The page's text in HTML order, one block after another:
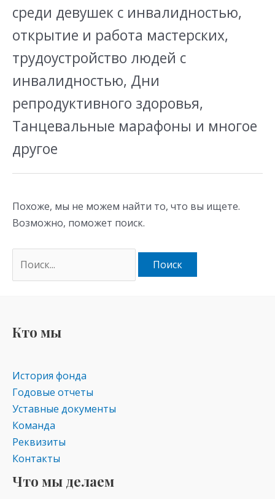
среди девушек с инвалидностью,
открытие и работа мастерских,
трудоустройство людей с
инвалидностью, Дни
репродуктивного здоровья,
Танцевальные марафоны и многое
другое
Похоже, мы не можем найти то, что вы ищете.
Возможно, поможет поиск.
Кто мы
История фонда
Годовые отчеты
Уставные документы
Команда
Реквизиты
Контакты
Что мы делаем